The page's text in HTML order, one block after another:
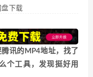
下载
讯的MP4地址，找了
个工具，发现挺好用